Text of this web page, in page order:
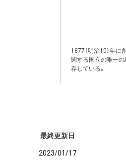
1877（明治10）年
関する国立の唯一の
存している。
最終更新日
2023/01/17